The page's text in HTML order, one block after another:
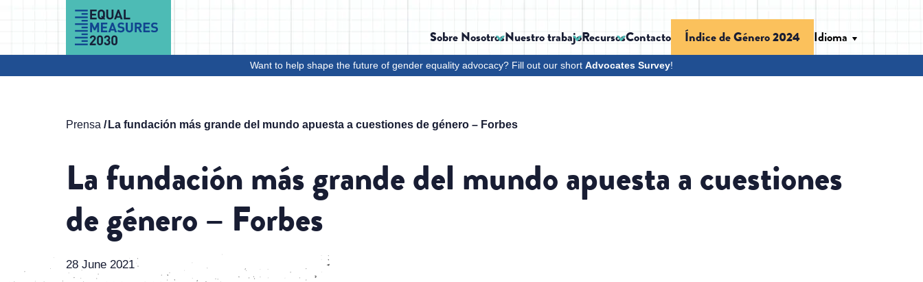
Skip to Content
Sobre NosotrosNuestro trabajoRecursosContacto Índice de Género 2024 Idioma
Want to help shape the future of gender equality advocacy? Fill out our short Advocates Survey!
Prensa La fundación más grande del mundo apuesta a cuestiones de género – Forbes
La fundación más grande del mundo apuesta a cuestiones
de género – Forbes
28 June 2021